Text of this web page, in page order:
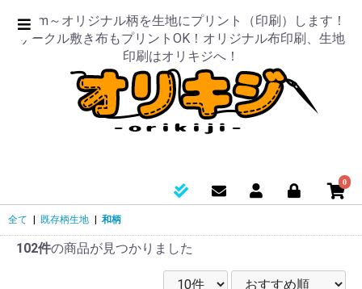
50cm～オリジナル柄を生地にプリント（印刷）します！
サークル敷き布もプリントOK！オリジナル布印刷、生地
印刷はオリキジへ！
0
全て 既存柄生地 和柄
102件の商品が見つかりました